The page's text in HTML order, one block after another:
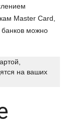
Master Card,
банков можно
на ваших